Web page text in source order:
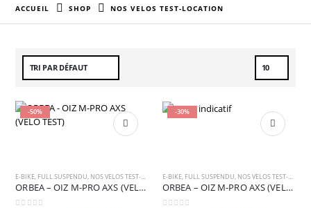
ACCUEIL SHOP NOS VELOS TEST-LOCATION
-50%
E-BIKE, FULL SUSPENDU, NOS VELOS TEST-LOCATION ,OCCASION
ORBEA – OIZ M-PRO AXS (VELO TEST)
-30%
E-BIKE, FULL SUSPENDU, NOS VELOS TEST-LOCATION
ORBEA – OIZ M-PRO AXS (VELO TEST)